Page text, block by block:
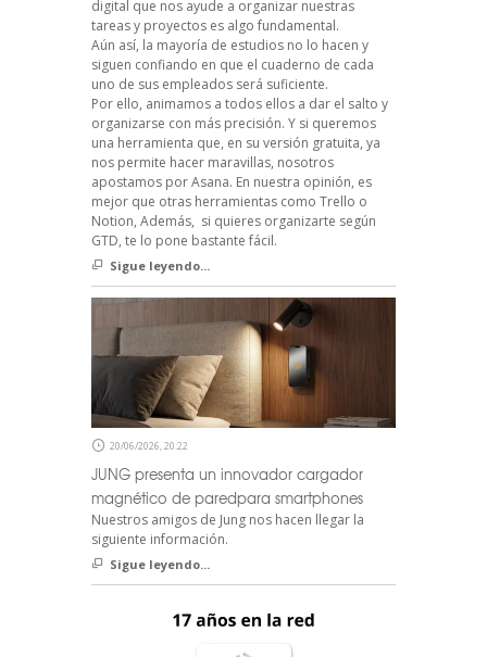
digital que nos ayude a organizar nuestras
tareas y proyectos es algo fundamental.
Aún así, la mayoría de estudios no lo hacen y
siguen confiando en que el cuaderno de cada
uno de sus empleados será suficiente.
Por ello, animamos a todos ellos a dar el salto y
organizarse con más precisión. Y si queremos
una herramienta que, en su versión gratuita, ya
nos permite hacer maravillas, nosotros
apostamos por Asana. En nuestra opinión, es
mejor que otras herramientas como Trello o
Notion, Además, si quieres organizarte según
GTD, te lo pone bastante fácil.
Sigue leyendo...
20/06/2026, 20:22
JUNG presenta un innovador cargador
magnético de paredpara smartphones
Nuestros amigos de Jung nos hacen llegar la
siguiente información.
Sigue leyendo...